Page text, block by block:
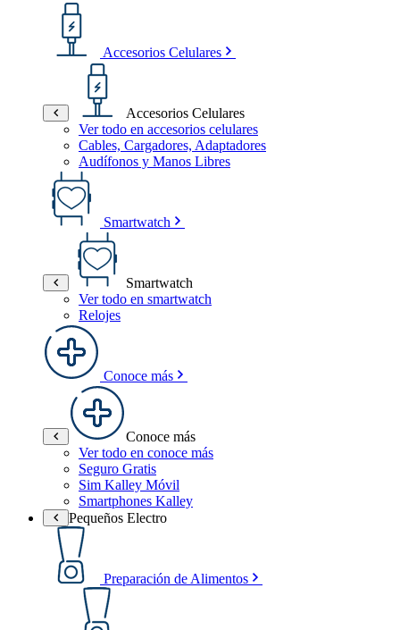
Accesorios Celulares
Accesorios Celulares
Ver todo en accesorios celulares
Cables, Cargadores, Adaptadores
Audífonos y Manos Libres
Smartwatch
Smartwatch
Ver todo en smartwatch
Relojes
Conoce más
Conoce más
Ver todo en conoce más
Seguro Gratis
Sim Kalley Móvil
Smartphones Kalley
Pequeños Electro
Preparación de Alimentos